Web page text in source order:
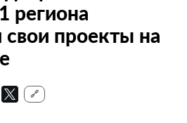
региона
свои проекты на
🔗